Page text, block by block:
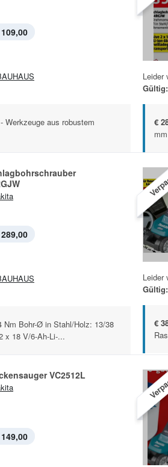
Werkzeuge aus robustem
Leider
Gültig:
€
Nm Bohr-Ø in Stahl/Holz: 13/38
x 18 V/6-Ah-Li-...
Leider
Gültig:
€
VC2512L